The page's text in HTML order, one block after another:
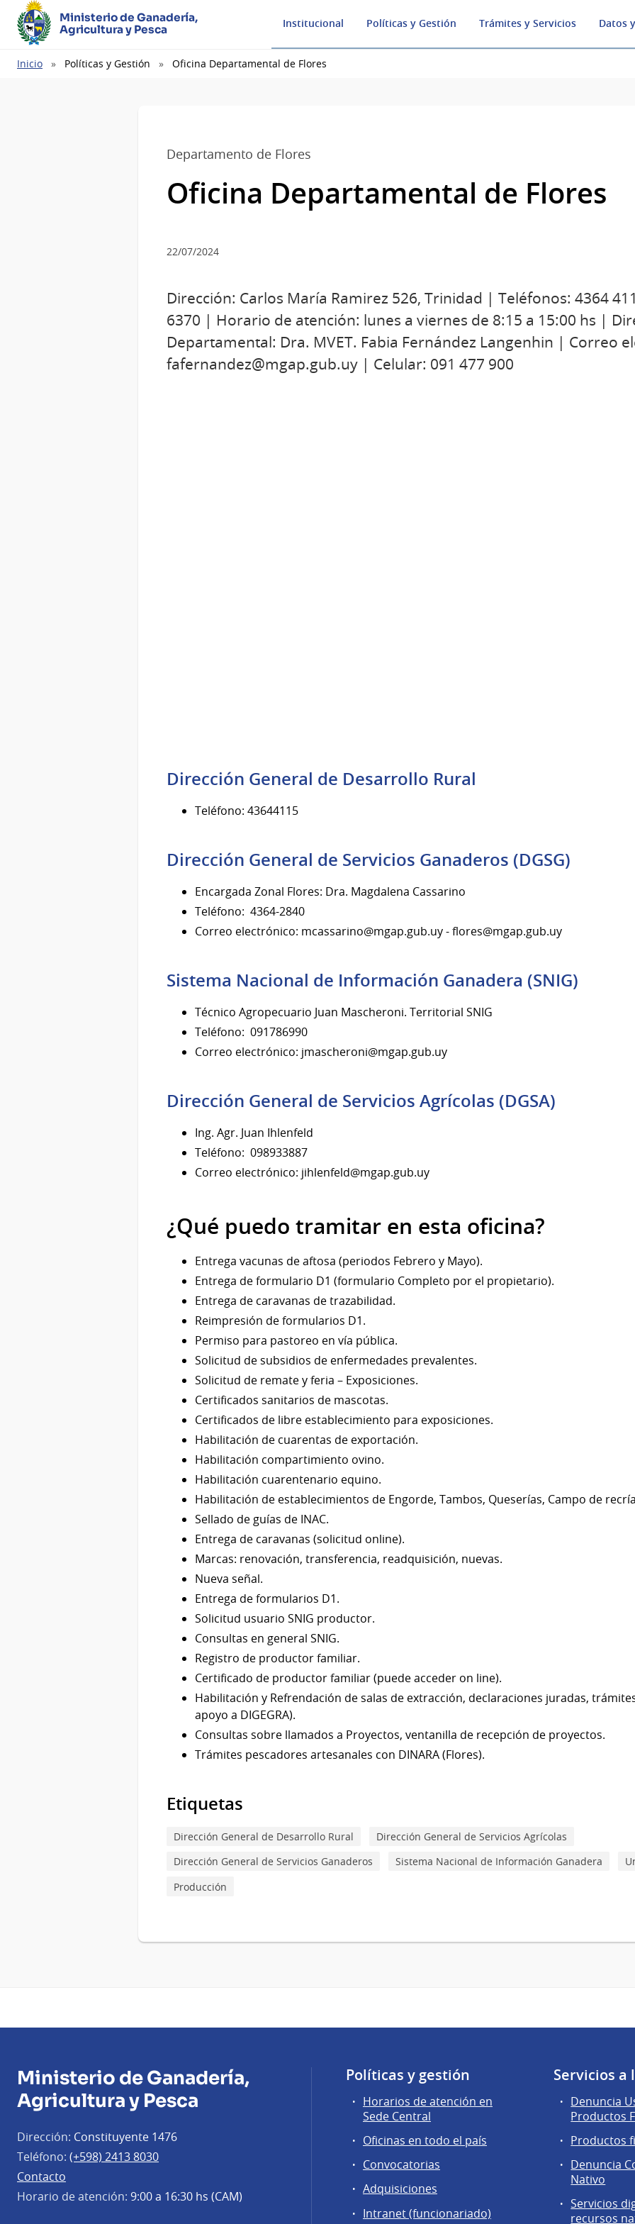
Ministerio de Ganadería,
Agricultura y Pesca
Institucional Políticas y Gestión Trámites y Servicios Datos
Ruta
Inicio Políticas y Gestión Oficina Departamental de Flores
Departamento de Flores
Oficina Departamental de Flores
22/07/2024
Dirección: Carlos María Ramirez 526, Trinidad | Teléfonos: 4364
6370 | Horario de atención: lunes a viernes de 8:15 a 15:00 hs |
Departamental: Dra. MVET. Fabia Fernández Langenhin | Correo
fafernandez@mgap.gub.uy | Celular: 091 477 900
Dirección General de Desarrollo Rural
Teléfono: 43644115
Dirección General de Servicios Ganaderos (DGSG)
Encargada Zonal Flores: Dra. Magdalena Cassarino
Teléfono: 4364-2840
Correo electrónico: mcassarino@mgap.gub.uy - flores@mgap.gub.uy
Sistema Nacional de Información Ganadera (SNIG)
Técnico Agropecuario Juan Mascheroni. Territorial SNIG
Teléfono: 091786990
Correo electrónico: jmascheroni@mgap.gub.uy
Dirección General de Servicios Agrícolas (DGSA)
Ing. Agr. Juan Ihlenfeld
Teléfono: 098933887
Correo electrónico: jihlenfeld@mgap.gub.uy
¿Qué puedo tramitar en esta oficina?
Entrega vacunas de aftosa (periodos Febrero y Mayo).
Entrega de formulario D1 (formulario Completo por el propietario).
Entrega de caravanas de trazabilidad.
Reimpresión de formularios D1.
Permiso para pastoreo en vía pública.
Solicitud de subsidios de enfermedades prevalentes.
Solicitud de remate y feria – Exposiciones.
Certificados sanitarios de mascotas.
Certificados de libre establecimiento para exposiciones.
Habilitación de cuarentas de exportación.
Habilitación compartimiento ovino.
Habilitación cuarentenario equino.
Habilitación de establecimientos de Engorde, Tambos, Queserías, Campo de
Sellado de guías de INAC.
Entrega de caravanas (solicitud online).
Marcas: renovación, transferencia, readquisición, nuevas.
Nueva señal.
Entrega de formularios D1.
Solicitud usuario SNIG productor.
Consultas en general SNIG.
Registro de productor familiar.
Certificado de productor familiar (puede acceder on line).
Habilitación y Refrendación de salas de extracción, declaraciones juradas,
apoyo a DIGEGRA).
Consultas sobre llamados a Proyectos, ventanilla de recepción de proyectos.
Trámites pescadores artesanales con DINARA (Flores).
Etiquetas
Dirección General de Desarrollo Rural
Dirección General de Servicios Agrícolas
Dirección General de Servicios Ganaderos
Sistema Nacional de Información Ganadera
Producción
Ministerio de Ganadería,
Agricultura y Pesca
Dirección: Constituyente 1476
Teléfono: (+598) 2413 8030
Contacto
Horario de atención: 9:00 a 16:30 hs (CAM)
Políticas y gestión
Horarios de atención en
Sede Central
Oficinas en todo el país
Convocatorias
Adquisiciones
Intranet (funcionariado)
Servicios a
Denuncia
Productos
Productos
Denuncia
Nativo
Servicios
recursos